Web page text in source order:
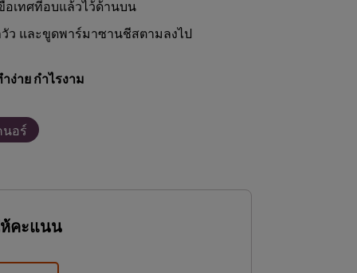
อเทศที่อบแล้วไว้ด้านบน
ว และขูดพาร์มาซานชีสตามลงไป
ง่าย กำไรงาม
นอร์
คะแนน